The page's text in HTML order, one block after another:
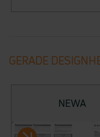
GERADE
NEWA